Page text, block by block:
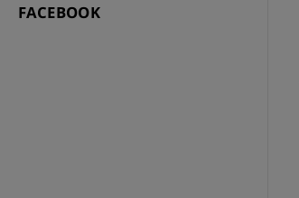
FACEBOOK